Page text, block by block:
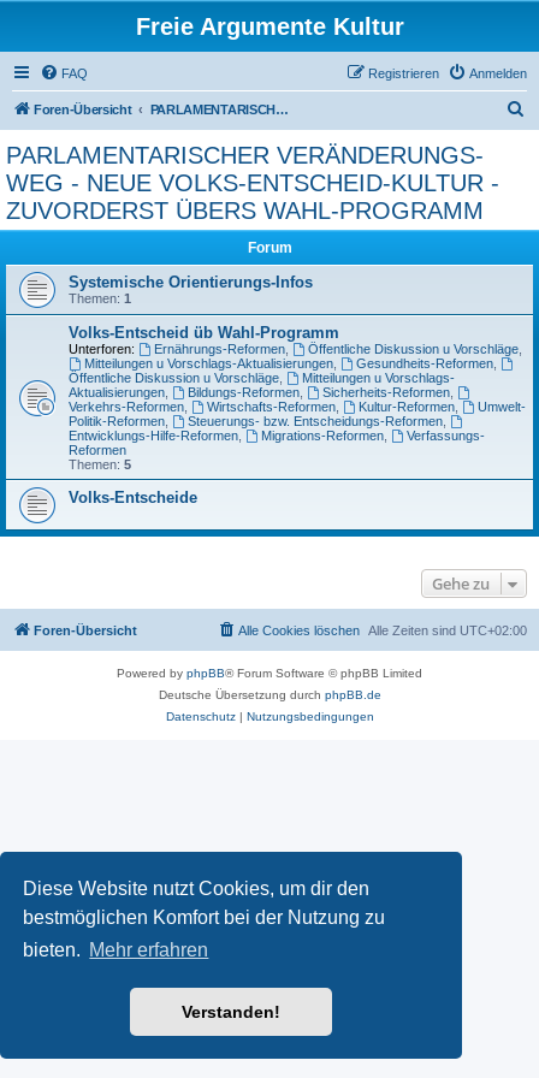
Diese Website nutzt Cookies, um dir den
bestmöglichen Komfort bei der Nutzung zu
bieten. Mehr erfahren
Verstanden!
Freie Argumente Kultur
FAQ Anmelden
Registrieren
Foren-Übersicht PARLAMENTARISCHER VERÄNDERUNGS-WEG - NEUE VOLKS-ENTSCHEID-KULTUR - ZUVORDERST ÜBERS WAHL-PROGRAMM
PARLAMENTARISCHER VERÄNDERUNGS-
WEG - NEUE VOLKS-ENTSCHEID-KULTUR -
ZUVORDERST ÜBERS WAHL-PROGRAMM
Forum
Systemische Orientierungs-Infos
Themen: 1
Volks-Entscheid üb Wahl-Programm
Unterforen: Ernährungs-Reformen, Öffentliche Diskussion u Vorschläge,
Mitteilungen u Vorschlags-Aktualisierungen, Gesundheits-Reformen,
Öffentliche Diskussion u Vorschläge
Mitteilungen u Vorschlags-
Aktualisierungen
Bildungs-Reformen, Sicherheits-Reformen,
Verkehrs-Reformen
Wirtschafts-Reformen, Kultur-Reformen,
Umwelt-
Politik-Reformen
Steuerungs- bzw. Entscheidungs-Reformen,
Entwicklungs-Hilfe-Reformen
Migrations-Reformen,
Verfassungs-
Reformen
Themen: 5
Volks-Entscheide
Gehe zu
Foren-Übersicht Alle Zeiten sind UTC+02:00
Alle Cookies löschen
Powered by phpBB® Forum Software © phpBB Limited
Deutsche Übersetzung durch phpBB.de
Datenschutz| Nutzungsbedingungen